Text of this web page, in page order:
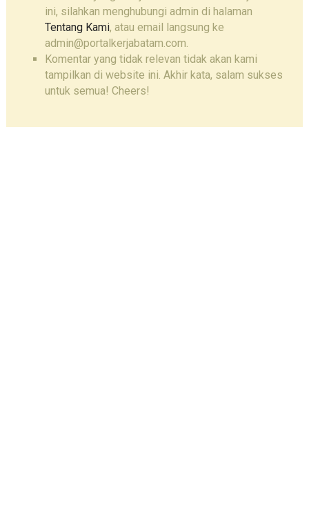
ini, silahkan menghubungi admin di halaman
Tentang Kami, atau email langsung ke
admin@portalkerjabatam.com.
Komentar yang tidak relevan tidak akan kami
tampilkan di website ini. Akhir kata, salam sukses
untuk semua! Cheers!